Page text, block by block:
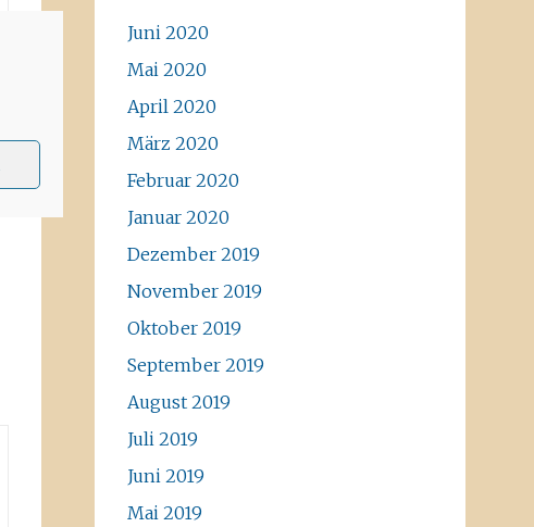
Juni 2020
Mai 2020
April 2020
März 2020
Februar 2020
Januar 2020
Dezember 2019
November 2019
Oktober 2019
September 2019
August 2019
Juli 2019
Juni 2019
Mai 2019